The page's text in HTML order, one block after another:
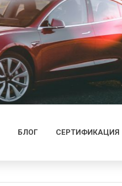
БЛОГ СЕРТИФИКАЦИЯ